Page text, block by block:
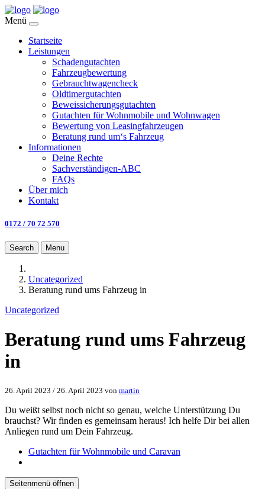
Menü
Startseite
Leistungen
Schadengutachten
Fahrzeugbewertung
Gebrauchtwagencheck
Oldtimergutachten
Beweissicherungsgutachten
Gutachten für Wohnmobile und Wohnwagen
Bewertung von Leasingfahrzeugen
Beratung rund um‘s Fahrzeug
Informationen
Deine Rechte
Sachverständigen-ABC
FAQs
Über mich
Kontakt
0172 / 70 72 570
Search Menu
Uncategorized
Beratung rund ums Fahrzeug in
Uncategorized
Beratung rund ums Fahrzeug
in
26. April 2023 / 26. April 2023 von martin
Du weißt selbst noch nicht so genau, welche Unterstützung Du
brauchst? Wir finden es gemeinsam heraus! Ich helfe Dir bei allen
Anliegen rund um Dein Fahrzeug.
Gutachten für Wohnmobile und Caravan
Seitenmenü öffnen